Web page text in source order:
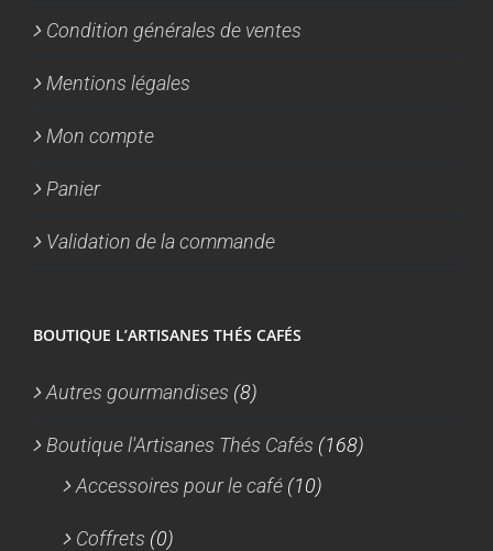
Condition générales de ventes
Mentions légales
Mon compte
Panier
Validation de la commande
BOUTIQUE L’ARTISANES THÉS CAFÉS
Autres gourmandises (8)
Boutique l'Artisanes Thés Cafés (168)
Accessoires pour le café (10)
Coffrets (0)